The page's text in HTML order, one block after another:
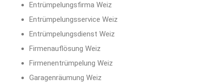
Entrümpelungsfirma Weiz
Entrümpelungsservice Weiz
Entrümpelungsdienst Weiz
Firmenauflösung Weiz
Firmenentrümpelung Weiz
Garagenräumung Weiz